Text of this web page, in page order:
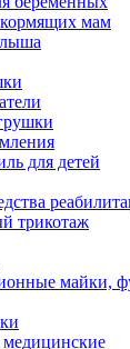
кормящих мам
для детей
трикотаж
майки,